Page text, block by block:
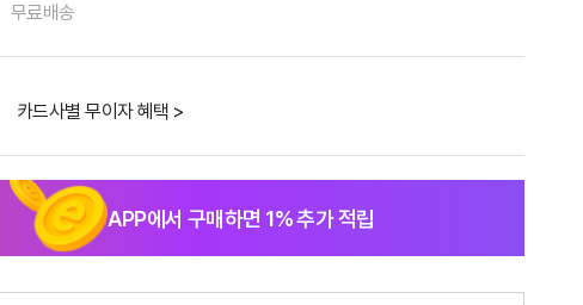
무료배송
카드사별 무이자 혜택 >
APP에서 구매하면 1% 추가 적립